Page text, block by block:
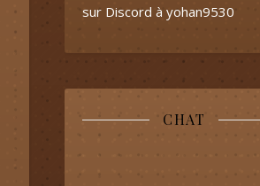
sur Discord à yohan9530
CHAT